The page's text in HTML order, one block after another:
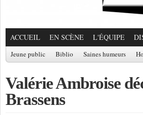
ACCUEIL EN SCÈNE L'ÉQUIPE
Jeune public Biblio Saines humeurs
Valérie Ambroise
Brassens